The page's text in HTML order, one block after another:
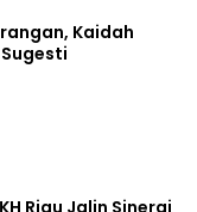
Kaidah
Riau Jalin Sinergi